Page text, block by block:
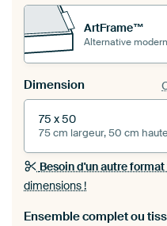
ArtFrame™
Alternative
Dimension
75 x 50
75 cm largeur, 50 cm
Besoin d'un autre format
dimensions !
Ensemble complet ou